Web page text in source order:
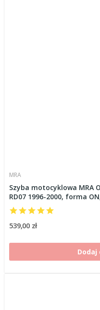
MRA
Szyba motocyklowa MRA
RD07 1996-2000, forma
539,00 zł
Dodaj